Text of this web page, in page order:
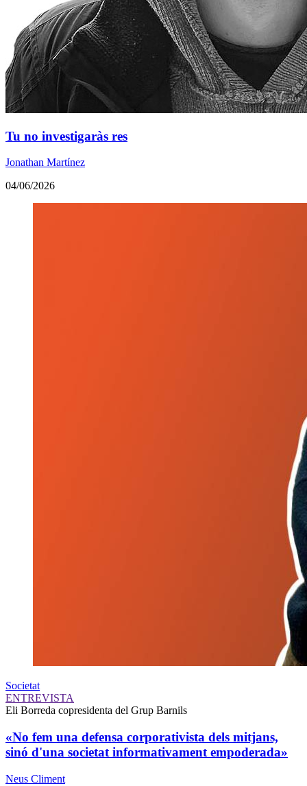
Tu no investigaràs res
Jonathan Martínez
04/06/2026
Societat
ENTREVISTA
Eli Borreda copresidenta del Grup Barnils
«No fem una defensa corporativista dels mitjans,
sinó d'una societat informativament empoderada»
Neus Climent